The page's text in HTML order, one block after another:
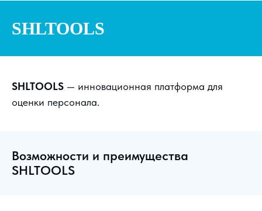
SHLTOOLS
SHLTOOLS — инновационная платформа для
оценки персонала.
Возможности и преимущества
SHLTOOLS